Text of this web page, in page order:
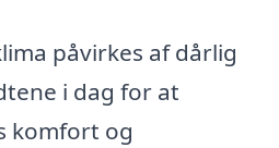
påvirkes af dårlig
i dag for at
komfort og